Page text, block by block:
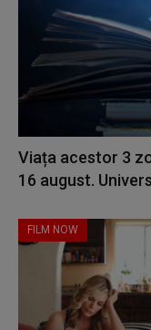
Viața acestor 3
16 august.
FILM NOW